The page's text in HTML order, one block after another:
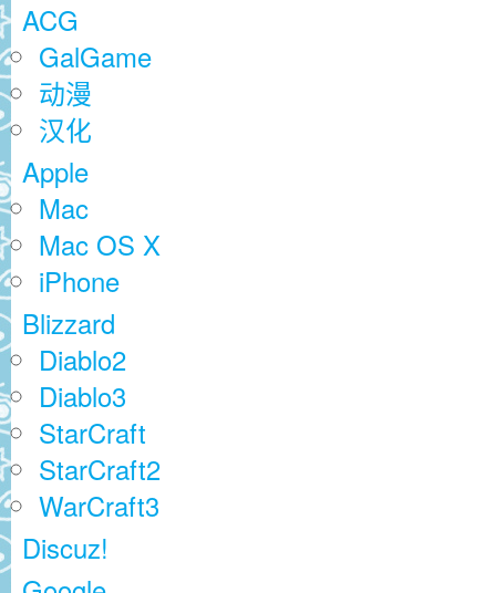
ACG
GalGame
动漫
汉化
Apple
Mac
Mac OS X
iPhone
Blizzard
Diablo2
Diablo3
StarCraft
StarCraft2
WarCraft3
Discuz!